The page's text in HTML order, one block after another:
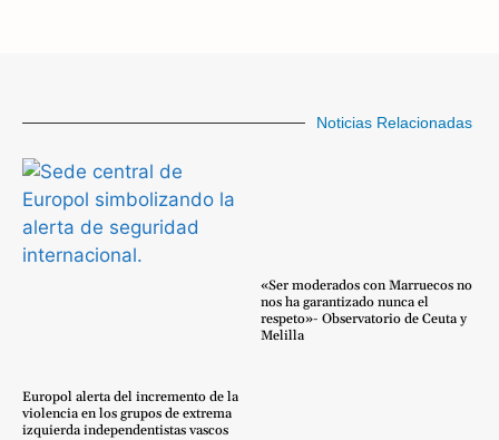
Noticias Relacionadas
Europol alerta del incremento de la
violencia en los grupos de extrema
izquierda independentistas vascos
«Ser moderados con Marruecos no
nos ha garantizado nunca el
respeto»- Observatorio de Ceuta y
Melilla